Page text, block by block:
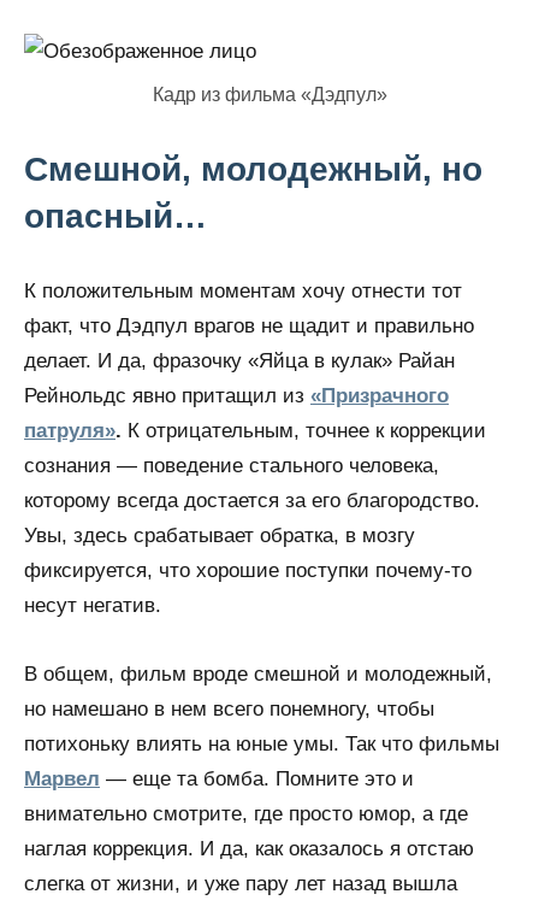
Кадр из фильма «Дэдпул»
Смешной, молодежный, но
опасный…
К положительным моментам хочу отнести тот
факт, что Дэдпул врагов не щадит и правильно
делает. И да, фразочку «Яйца в кулак» Райан
Рейнольдс явно притащил из «Призрачного
патруля». К отрицательным, точнее к коррекции
сознания — поведение стального человека,
которому всегда достается за его благородство.
Увы, здесь срабатывает обратка, в мозгу
фиксируется, что хорошие поступки почему-то
несут негатив.
В общем, фильм вроде смешной и молодежный,
но намешано в нем всего понемногу, чтобы
потихоньку влиять на юные умы. Так что фильмы
Марвел — еще та бомба. Помните это и
внимательно смотрите, где просто юмор, а где
наглая коррекция. И да, как оказалось я отстаю
слегка от жизни, и уже пару лет назад вышла